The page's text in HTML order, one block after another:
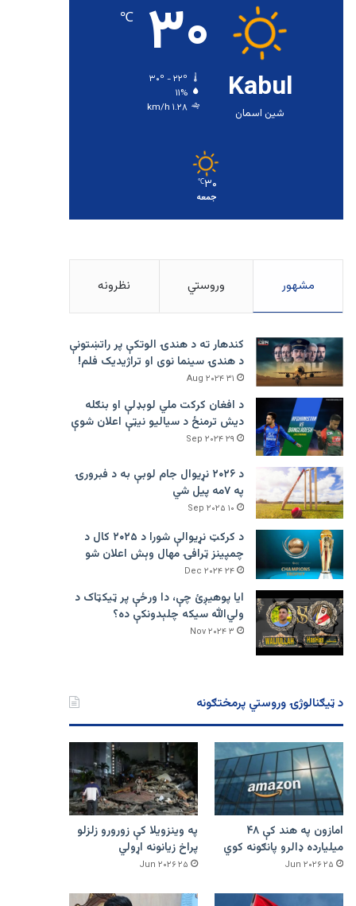
Kabul
شین اسمان
۳۰ ℃
۱۱%
۱.۲۸ km/h
۳۰℃
جمعه
مشهور وروستي نظرونه
کندهار ته د هندۍ الوتکې پر راتښتونې
د هندۍ سینما نوی او تراژيديک فلم!
۳۱ Aug ۲۰۲۴
د افغان کرکت ملي لوبډلې او بنګله
دیش ترمنځ د سیالیو نیټې اعلان شوې
۲۹ Sep ۲۰۲۴
د ۲۰۲۶ نړیوال جام لوبې به د فبرورۍ
په ۷مه پیل شي
۱۰ Sep ۲۰۲۵
د کرکټ نړیوالې شورا د ۲۰۲۵ کال د
چمپینز ټرافۍ مهال وېش اعلان شو
۲۴ Dec ۲۰۲۴
ایا پوهیږئ چې، دا ورځې پر ټيکټاک د
ولي‌الله سیکه چلېدونکې ده؟
۳ Nov ۲۰۲۴
د ټیګنالوژۍ وروستي پرمختګونه
امازون په هند کې ۴۸
میلیارده ډالرو پانګونه کوي
۲۵ Jun ۲۰۲۶
په وینزویلا کې زورورو زلزلو
پراخ زیانونه اړولي
۲۵ Jun ۲۰۲۶